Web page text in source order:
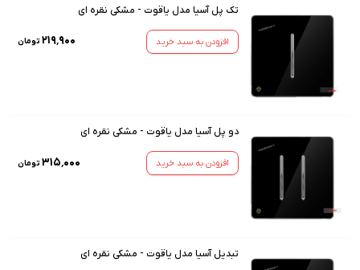
تک پل آسیا مدل یاقوت - مشکی نقره ای
افزودن به سبد خرید ۲۱۹٬۹۰۰ تومان
دو پل آسیا مدل یاقوت - مشکی نقره ای
افزودن به سبد خرید ۳۱۵٬۰۰۰ تومان
تبدیل آسیا مدل یاقوت - مشکی نقره ای